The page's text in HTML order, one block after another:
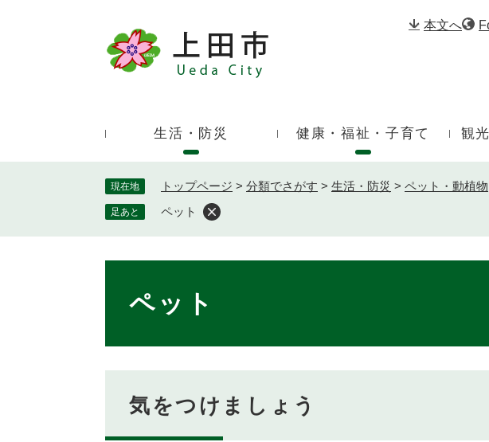
。
本文へ
ド
生活・防災 健康・福祉・子育て 観
現在地 トップページ > 分類でさがす > 生活・防災 > ペット・動植物
足あと ペット
ペット
気をつけましょう